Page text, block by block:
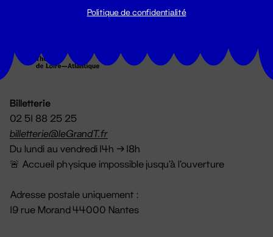
Billetterie
02 51 88 25 25
billetterie@leGrandT.fr
Du lundi au vendredi 14h → 18h
🚨 Accueil physique impossible jusqu'à l'ouverture
Adresse postale uniquement :
19 rue Morand 44000 Nantes
Politique de confidentialité